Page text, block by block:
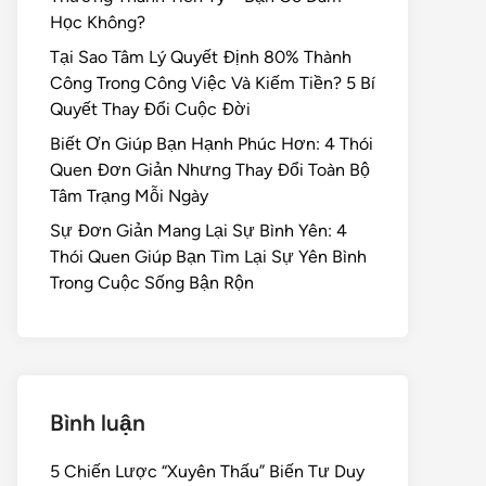
Học Không?
Tại Sao Tâm Lý Quyết Định 80% Thành
Công Trong Công Việc Và Kiếm Tiền? 5 Bí
Quyết Thay Đổi Cuộc Đời
Biết Ơn Giúp Bạn Hạnh Phúc Hơn: 4 Thói
Quen Đơn Giản Nhưng Thay Đổi Toàn Bộ
Tâm Trạng Mỗi Ngày
Sự Đơn Giản Mang Lại Sự Bình Yên: 4
Thói Quen Giúp Bạn Tìm Lại Sự Yên Bình
Trong Cuộc Sống Bận Rộn
Bình luận
5 Chiến Lược “Xuyên Thấu” Biến Tư Duy